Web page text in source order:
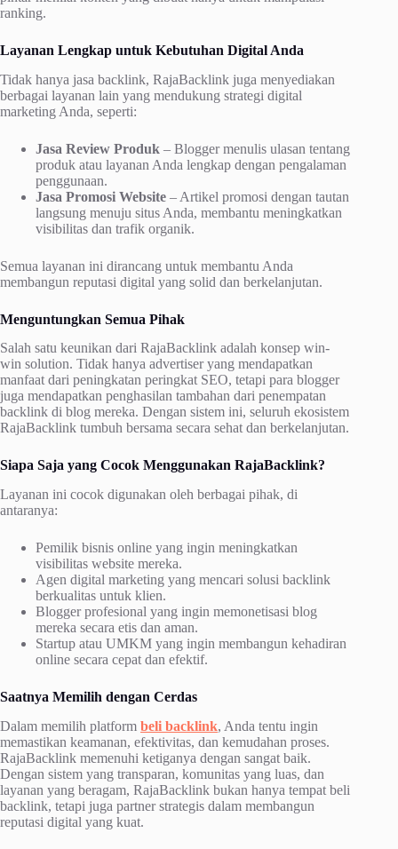
ranking.
Layanan Lengkap untuk Kebutuhan Digital Anda
Tidak hanya jasa backlink, RajaBacklink juga menyediakan
berbagai layanan lain yang mendukung strategi digital
marketing Anda, seperti:
Jasa Review Produk – Blogger menulis ulasan tentang
produk atau layanan Anda lengkap dengan pengalaman
penggunaan.
Jasa Promosi Website – Artikel promosi dengan tautan
langsung menuju situs Anda, membantu meningkatkan
visibilitas dan trafik organik.
Semua layanan ini dirancang untuk membantu Anda
membangun reputasi digital yang solid dan berkelanjutan.
Menguntungkan Semua Pihak
Salah satu keunikan dari RajaBacklink adalah konsep win-
win solution. Tidak hanya advertiser yang mendapatkan
manfaat dari peningkatan peringkat SEO, tetapi para blogger
juga mendapatkan penghasilan tambahan dari penempatan
backlink di blog mereka. Dengan sistem ini, seluruh ekosistem
RajaBacklink tumbuh bersama secara sehat dan berkelanjutan.
Siapa Saja yang Cocok Menggunakan RajaBacklink?
Layanan ini cocok digunakan oleh berbagai pihak, di
antaranya:
Pemilik bisnis online yang ingin meningkatkan
visibilitas website mereka.
Agen digital marketing yang mencari solusi backlink
berkualitas untuk klien.
Blogger profesional yang ingin memonetisasi blog
mereka secara etis dan aman.
Startup atau UMKM yang ingin membangun kehadiran
online secara cepat dan efektif.
Saatnya Memilih dengan Cerdas
Dalam memilih platform beli backlink, Anda tentu ingin
memastikan keamanan, efektivitas, dan kemudahan proses.
RajaBacklink memenuhi ketiganya dengan sangat baik.
Dengan sistem yang transparan, komunitas yang luas, dan
layanan yang beragam, RajaBacklink bukan hanya tempat beli
backlink, tetapi juga partner strategis dalam membangun
reputasi digital yang kuat.